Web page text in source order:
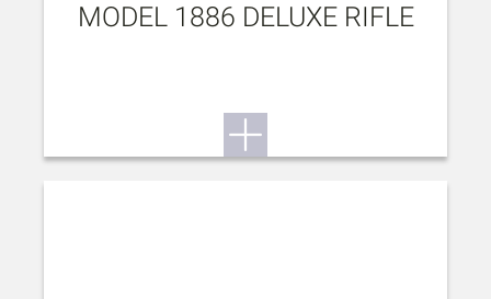
MODEL 1886 DELUXE RIFLE